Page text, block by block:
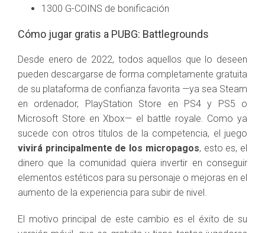
1300 G-COINS de bonificación
Cómo jugar gratis a PUBG: Battlegrounds
Desde enero de 2022, todos aquellos que lo deseen
pueden descargarse de forma completamente gratuita
de su plataforma de confianza favorita —ya sea Steam
en ordenador, PlayStation Store en PS4 y PS5 o
Microsoft Store en Xbox— el battle royale. Como ya
sucede con otros títulos de la competencia, el juego
vivirá principalmente de los micropagos, esto es, el
dinero que la comunidad quiera invertir en conseguir
elementos estéticos para su personaje o mejoras en el
aumento de la experiencia para subir de nivel.
El motivo principal de este cambio es el éxito de su